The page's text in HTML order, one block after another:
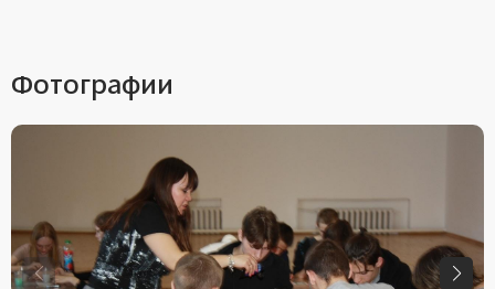
Фотографии